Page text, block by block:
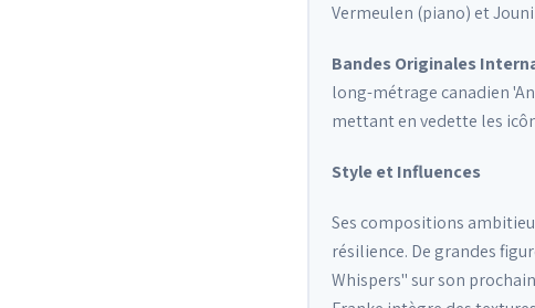
Vermeulen (piano) et
Bandes Originales
long-métrage canadien
mettant en vedette les
Style et Influences
Ses compositions
résilience. De grandes
Whispers" sur son